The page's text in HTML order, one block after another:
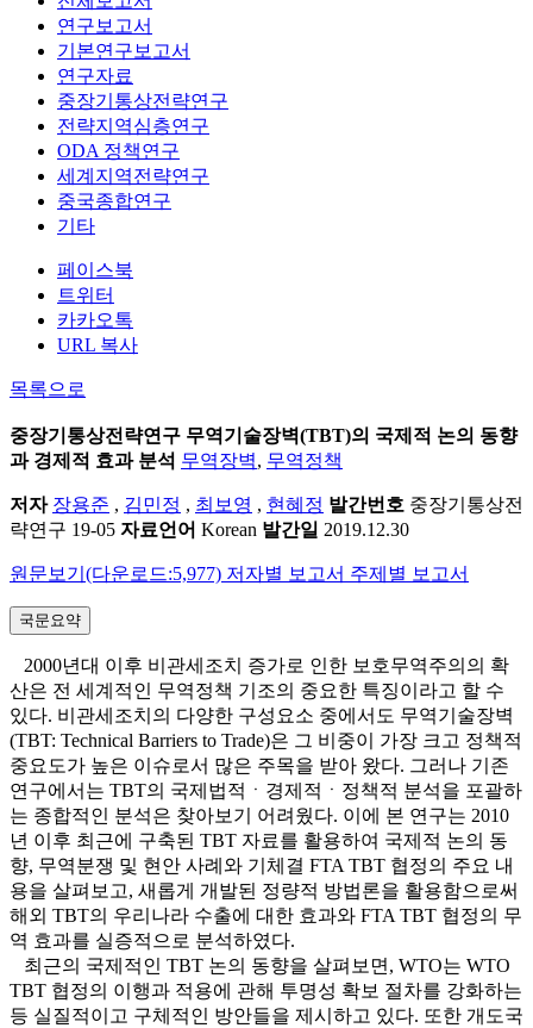
연구보고서
기본연구보고서
연구자료
중장기통상전략연구
전략지역심층연구
ODA 정책연구
세계지역전략연구
중국종합연구
기타
페이스북
트위터
카카오톡
URL 복사
목록으로
중장기통상전략연구 무역기술장벽(TBT)의 국제적 논의 동향
과 경제적 효과 분석 무역장벽, 무역정책
저자 장용준 , 김민정 , 최보영 , 현혜정 발간번호 중장기통상전
략연구 19-05 자료언어 Korean 발간일 2019.12.30
원문보기(다운로드:5,977) 저자별 보고서 주제별 보고서
국문요약
2000년대 이후 비관세조치 증가로 인한 보호무역주의의 확
산은 전 세계적인 무역정책 기조의 중요한 특징이라고 할 수
있다. 비관세조치의 다양한 구성요소 중에서도 무역기술장벽
(TBT: Technical Barriers to Trade)은 그 비중이 가장 크고 정책적
중요도가 높은 이슈로서 많은 주목을 받아 왔다. 그러나 기존
연구에서는 TBT의 국제법적ㆍ경제적ㆍ정책적 분석을 포괄하
는 종합적인 분석은 찾아보기 어려웠다. 이에 본 연구는 2010
년 이후 최근에 구축된 TBT 자료를 활용하여 국제적 논의 동
향, 무역분쟁 및 현안 사례와 기체결 FTA TBT 협정의 주요 내
용을 살펴보고, 새롭게 개발된 정량적 방법론을 활용함으로써
해외 TBT의 우리나라 수출에 대한 효과와 FTA TBT 협정의 무
역 효과를 실증적으로 분석하였다.
최근의 국제적인 TBT 논의 동향을 살펴보면, WTO는 WTO
TBT 협정의 이행과 적용에 관해 투명성 확보 절차를 강화하는
등 실질적이고 구체적인 방안들을 제시하고 있다. 또한 개도국